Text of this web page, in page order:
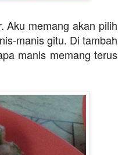
Aku memang akan pilih
manis gitu. Di tambah
manis memang terus